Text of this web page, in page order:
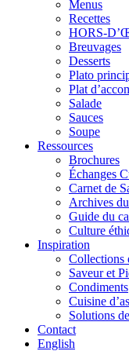
Menus
Recettes
HORS-
Breuvages
Desserts
Plato
Plat
Salade
Sauces
Soupe
Ressources
Brochures
Échanges
Carnet de
Archives
Guide du
Culture
Inspiration
Collections
Saveur et
Condiments
Cuisine
Solutions
Contact
English